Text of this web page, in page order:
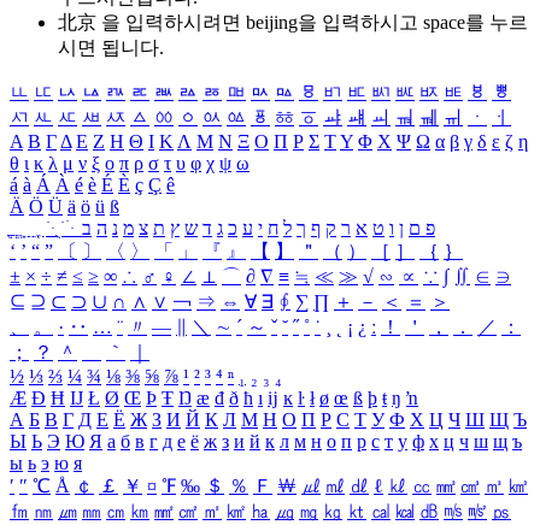
北京 을 입력하시려면 beijing을 입력하시고 space를 누르
시면 됩니다.
ㅥ ㅦ ㅧ ㅨ ㅩ ㅪ ㅫ ㅬ ㅭ ㅮ ㅯ ㅰ ㅱ ㅲ ㅳ ㅴ ㅵ ㅶ ㅷ ㅸ
ㅹ
ㅺ ㅻ ㅼ ㅽ ㅾ ㅿ ㆀ ㆁ ㆂ ㆃ ㆄ ㆅ ㆆ ㆇ ㆈ ㆉ ㆊ ㆋ ㆌ ㆍ
ㆎ
Α Β ΓΔ Ε Ζ Η Θ Ι ΚΛ Μ Ν Ξ Ο Π Ρ Σ ΤΥ Φ Χ Ψ Ω α β γ δ ε ζ η
θ ι κ λ μ ν ξ ο π ρ σ τ υ φ χ ψ ω
á à Á À é è É È ç Ç ê
Ä Ö Ü ä ö ü ß
ִֶֹ ֻּ ׁׂ פ ם ן ו ט א ר ק ף ך ל ח י ע כ ג ד ש ץ ת צ מ נ ה ב
‘ ’ “ ” 〔 〕 〈 〉 「 」 『 』 【 】 ＂ （ ） ［ ］ ｛ ｝
± × ÷ ≠ ≤ ≥ ∞ ∴ ♂ ♀ ∠ ⊥ ⌒ ∂ ∇ ≡ ≒ ≪ ≫ √ ∽ ∝ ∵ ∫ ∬ ∈ ∋
⊆ ⊇ ⊂ ⊃ ∪ ∩ ∧ ∨ ￢ ⇒ ⇔ ∀ ∃ ∮ ∑ ∏ ＋ － ＜ ＝
＞
、
。 · ‥ … ¨ 〃 ― ＼ ∼ ´ ～ ˇ ˘ ˝ ˚ ˙ ¸ ¡ ¿ ː ！ ＇ ， ． ／
：
；
？ ＾ ｀
½ ⅓ ⅔ ¼ ¾ ⅛ ⅜ ⅝ ⅞ ¹ ² ³ ⁴ ⁿ ₁ ₂ ₃ ₄
Æ Ð Ħ Ĳ Ł Ø Œ Þ Ŧ Ŋ æ đ ð ħ ı ĳ ĸ ŀ ł ø œ ß þ ŧ ŋ ŉ
А Б В Г Д Е Ё Ж З И Й К Л М Н О П Р С Т У Ф Х Ц Ч Ш Щ Ъ
Ы Ь Э Ю Я а б в г д е ё ж з и й к л м н о п р с т у ф х ц ч ш щ ъ
ы ь э ю я
′ ″ ℃ Å ￠ ￡ ￥ ¤ ℉ ‰ ＄ ％ Ｆ ￦ ㎕ ㎖ ㎗ ℓ ㎘ ㏄ ㎣ ㎤ ㎥ ㎦
㎙ ㎚ ㎛ ㎜ ㎝ ㎞ ㎟ ㎠ ㎡ ㎢ ㏊ ㎍ ㎎ ㎏ ㏏ ㎈ ㎉ ㏈ ㎧ ㎨ ㎰